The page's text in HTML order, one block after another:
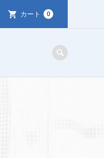
カート 0